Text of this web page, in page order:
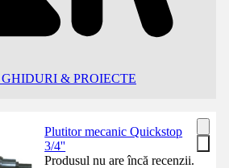
& PROIECTE
Plutitor mecanic Quickstop
3/4''
Produsul nu are încă recenzii.